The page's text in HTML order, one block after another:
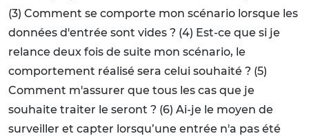
(3) Comment se comporte mon scénario lorsque les
données d'entrée sont vides ? (4) Est-ce que si je
relance deux fois de suite mon scénario, le
comportement réalisé sera celui souhaité ? (5)
Comment m'assurer que tous les cas que je
souhaite traiter le seront ? (6) Ai-je le moyen de
surveiller et capter lorsqu’une entrée n'a pas été